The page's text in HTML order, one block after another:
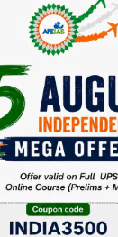
फसलों
2025
Here.